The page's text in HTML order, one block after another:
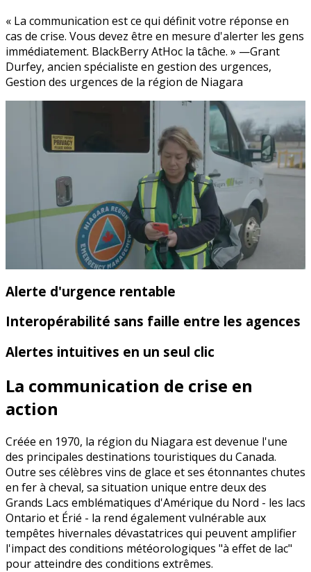
« La communication est ce qui définit votre réponse en
cas de crise. Vous devez être en mesure d'alerter les gens
immédiatement. BlackBerry AtHoc la tâche. » —Grant
Durfey, ancien spécialiste en gestion des urgences,
Gestion des urgences de la région de Niagara
Alerte d'urgence rentable
Interopérabilité sans faille entre les agences
Alertes intuitives en un seul clic
La communication de crise en
action
Créée en 1970, la région du Niagara est devenue l'une
des principales destinations touristiques du Canada.
Outre ses célèbres vins de glace et ses étonnantes chutes
en fer à cheval, sa situation unique entre deux des
Grands Lacs emblématiques d'Amérique du Nord - les lacs
Ontario et Érié - la rend également vulnérable aux
tempêtes hivernales dévastatrices qui peuvent amplifier
l'impact des conditions météorologiques "à effet de lac"
pour atteindre des conditions extrêmes.